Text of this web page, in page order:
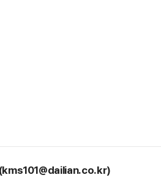
(kms101@dailian.co.kr)